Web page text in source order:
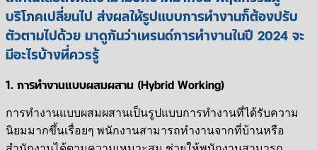
บริโภคเปลี่ยนไป ส่งผลให้รูปแบบการทำงานก็ต้องปรับ
ตัวตามไปด้วย มาดูกันว่าเทรนด์การทำงานในปี 2024 จะ
มีอะไรบ้างที่ควรรู้
1. การทำงานแบบผสมผสาน (Hybrid Working)
การทำงานแบบผสมผสานเป็นรูปแบบการทำงานที่ได้รับความ
นิยมมากขึ้นเรื่อยๆ พนักงานสามารถทำงานจากที่บ้านหรือ